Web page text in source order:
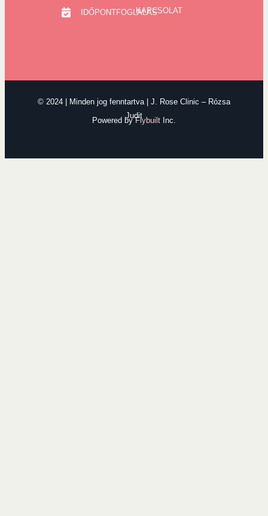
IDŐPONTFOGLALÁSKAPCSOLAT
© 2024 | Minden jog fenntartva | J. Rose Clinic – Rózsa
Judit
Powered byFlybuilt Inc.